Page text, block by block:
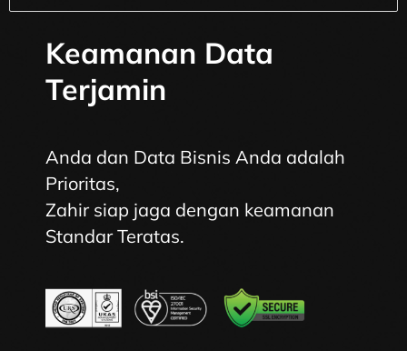
Keamanan Data
Terjamin
Anda dan Data Bisnis Anda adalah
Prioritas,
Zahir siap jaga dengan keamanan
Standar Teratas.